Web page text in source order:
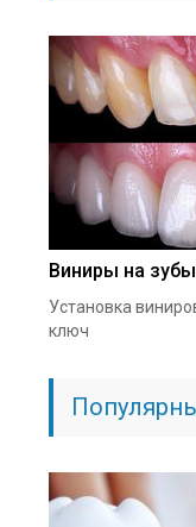
Виниры на зубы
Установка
ключ